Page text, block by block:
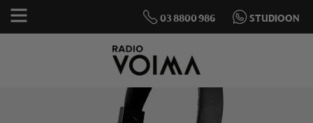
03 8800 986 STUDIOON